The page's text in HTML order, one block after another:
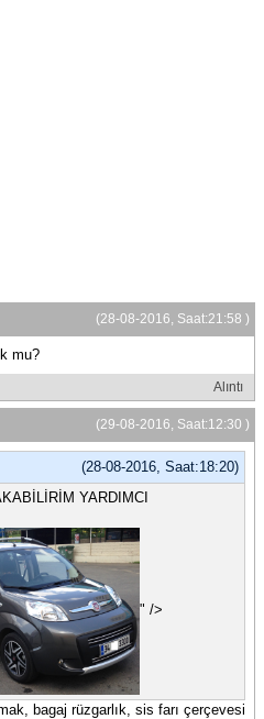
(28-08-2016, Saat:21:58 )
mu?
Alıntı
(29-08-2016, Saat:12:30 )
(28-08-2016, Saat:18:20)
YARDIMCI
" />
bagaj rüzgarlık, sis farı çerçevesi